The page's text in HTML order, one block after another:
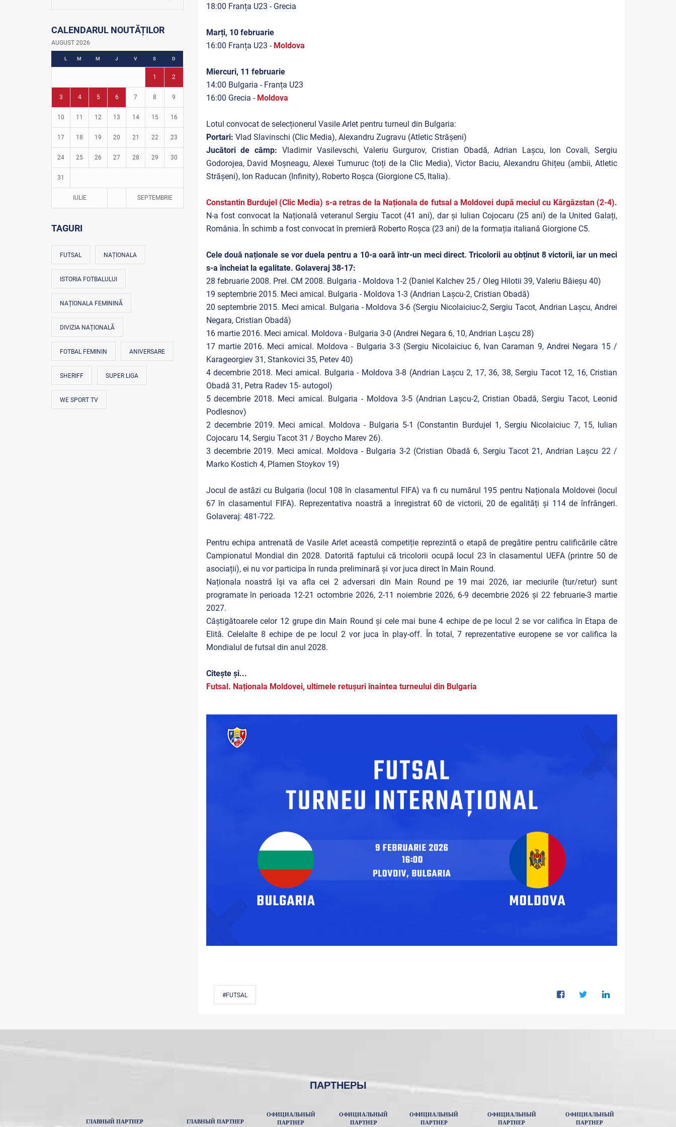
Istoria fotbalului
Turneul Viitorul
Fotbal în grădinițe
CALENDARUL NOUTĂȚILOR
AUGUST 2026
L M M J V S D
1 2
3 4 5 6 7 8 9
10 11 12 13 14 15 16
17 18 19 20 21 22 23
24 25 26 27 28 29 30
31
IULIE SEPTEMBRIE
TAGURI
FUTSAL NAȚIONALA
ISTORIA FOTBALULUI
NAȚIONALA FEMININĂ
DIVIZIA NAȚIONALĂ
FOTBAL FEMININ ANIVERSARE
SHERIFF SUPER LIGA
WE SPORT TV
18:00 Franța U23 - Grecia
Marți, 10 februarie
16:00 Franța U23 - Moldova
Miercuri, 11 februarie
14:00 Bulgaria - Franța U23
16:00 Grecia - Moldova
Lotul convocat de selecționerul Vasile Arlet pentru turneul din Bulgaria:
Portari: Vlad Slavinschi (Clic Media), Alexandru Zugravu (Atletic Strășeni)
Jucători de câmp: Vladimir Vasilevschi, Valeriu Gurgurov, Cristian Obadă, Adrian Lașcu, Ion Covali, Sergiu
Godorojea, David Moșneagu, Alexei Tumuruc (toți de la Clic Media), Victor Baciu, Alexandru Ghițeu (ambii, Atletic
Strășeni), Ion Raducan (Infinity), Roberto Roșca (Giorgione C5, Italia).
Constantin Burdujel (Clic Media) s-a retras de la Naționala de futsal a Moldovei după meciul cu Kârgâzstan (2-4).
N-a fost convocat la Națională veteranul Sergiu Tacot (41 ani), dar și Iulian Cojocaru (25 ani) de la United Galați,
România. În schimb a fost convocat în premieră Roberto Roșca (23 ani) de la formația italiană Giorgione C5.
Cele două naționale se vor duela pentru a 10-a oară într-un meci direct. Tricolorii au obținut 8 victorii, iar un meci
s-a încheiat la egalitate. Golaveraj 38-17:
28 februarie 2008. Prel. CM 2008. Bulgaria - Moldova 1-2 (Daniel Kalchev 25 / Oleg Hilotii 39, Valeriu Băieșu 40)
19 septembrie 2015. Meci amical. Bulgaria - Moldova 1-3 (Andrian Lașcu-2, Cristian Obadă)
20 septembrie 2015. Meci amical. Bulgaria - Moldova 3-6 (Sergiu Nicolaiciuc-2, Sergiu Tacot, Andrian Lașcu, Andrei
Negara, Cristian Obadă)
16 martie 2016. Meci amical. Moldova - Bulgaria 3-0 (Andrei Negara 6, 10, Andrian Lașcu 28)
17 martie 2016. Meci amical. Moldova - Bulgaria 3-3 (Sergiu Nicolaiciuc 6, Ivan Caraman 9, Andrei Negara 15 /
Karageorgiev 31, Stankovici 35, Petev 40)
4 decembrie 2018. Meci amical. Bulgaria - Moldova 3-8 (Andrian Lașcu 2, 17, 36, 38, Sergiu Tacot 12, 16, Cristian
Obadă 31, Petra Radev 15- autogol)
5 decembrie 2018. Meci amical. Bulgaria - Moldova 3-5 (Andrian Lașcu-2, Cristian Obadă, Sergiu Tacot, Leonid
Podlesnov)
2 decembrie 2019. Meci amical. Moldova - Bulgaria 5-1 (Constantin Burdujel 1, Sergiu Nicolaiciuc 7, 15, Iulian
Cojocaru 14, Sergiu Tacot 31 / Boycho Marev 26).
3 decembrie 2019. Meci amical. Moldova - Bulgaria 3-2 (Cristian Obadă 6, Sergiu Tacot 21, Andrian Lașcu 22 /
Marko Kostich 4, Plamen Stoykov 19)
Jocul de astăzi cu Bulgaria (locul 108 în clasamentul FIFA) va fi cu numărul 195 pentru Naționala Moldovei (locul
67 în clasamentul FIFA). Reprezentativa noastră a înregistrat 60 de victorii, 20 de egalități și 114 de înfrângeri.
Golaveraj: 481-722.
Pentru echipa antrenată de Vasile Arlet această competiție reprezintă o etapă de pregătire pentru calificările către
Campionatul Mondial din 2028. Datorită faptului că tricolorii ocupă locul 23 în clasamentul UEFA (printre 50 de
asociații), ei nu vor participa în runda preliminară și vor juca direct în Main Round.
Naționala noastră își va afla cei 2 adversari din Main Round pe 19 mai 2026, iar meciurile (tur/retur) sunt
programate în perioada 12-21 octombrie 2026, 2-11 noiembrie 2026, 6-9 decembrie 2026 și 22 februarie-3 martie
2027.
Câștigătoarele celor 12 grupe din Main Round și cele mai bune 4 echipe de pe locul 2 se vor califica în Etapa de
Elită. Celelalte 8 echipe de pe locul 2 vor juca în play-off. În total, 7 reprezentative europene se vor califica la
Mondialul de futsal din anul 2028.
Citește și...
Futsal. Naționala Moldovei, ultimele retușuri înaintea turneului din Bulgaria
#FUTSAL
ПАРТНЕРЫ
ГЛАВНЫЙ ПАРТНЕР ГЛАВНЫЙ ПАРТНЕР
ОФИЦИАЛЬНЫЙ
ПАРТНЕР
ОФИЦИАЛЬНЫЙ
ПАРТНЕР
ОФИЦИАЛЬНЫЙ
ПАРТНЕР
ОФИЦИАЛЬНЫЙ
ПАРТНЕР
ОФИЦИАЛЬНЫЙ
ПАРТНЕР